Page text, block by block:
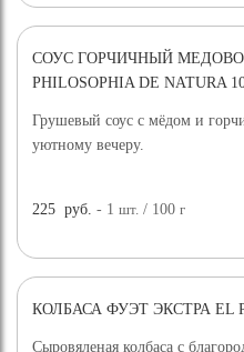
СОУС ГОРЧИЧНЫЙ
PHILOSOPHIA DE NATURA
Грушевый соус с мёдом и
уютному вечеру.
225 руб. - 1шт. / 100г
КОЛБАСА ФУЭТ ЭКСТРА EL
Сыровяленая колбаса с